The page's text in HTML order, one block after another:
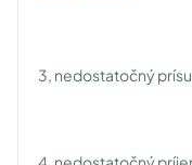
3, nedostatočný